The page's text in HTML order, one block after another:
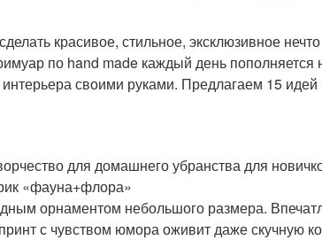
красивое, стильное, эксклюзивное
по hand made каждый день пополняется
своими руками. Предлагаем 15
для домашнего убранства для
«фауна+флора»
орнаментом небольшого размера.
с чувством юмора оживит даже скучную